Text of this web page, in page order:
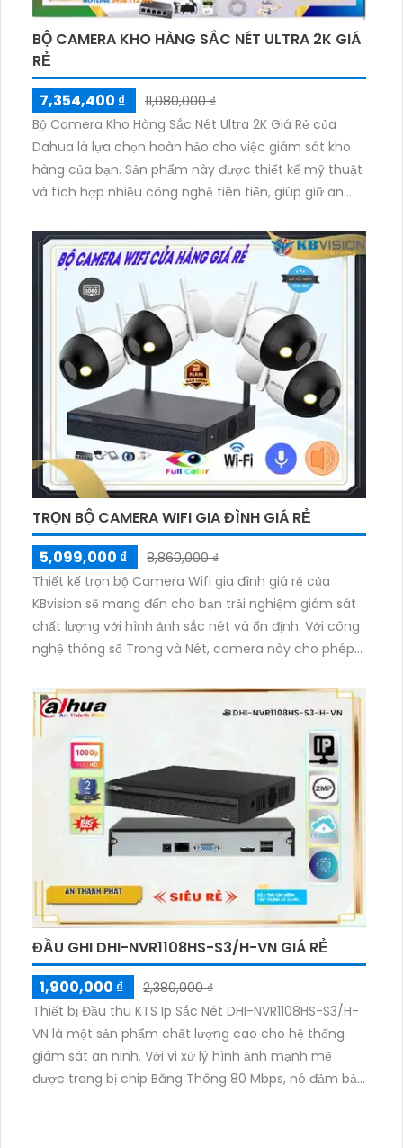
BỘ CAMERA KHO HÀNG SẮC NÉT ULTRA 2K GIÁ
RẺ
7,354,400 ₫
11,080,000 ₫
Bộ Camera Kho Hàng Sắc Nét Ultra 2K Giá Rẻ của
Dahua là lựa chọn hoàn hảo cho việc giám sát kho
hàng của bạn. Sản phẩm này được thiết kế mỹ thuật
và tích hợp nhiều công nghệ tiên tiến, giúp giữ an
này cung cấp hình ảnh sắc nét độ phân giải 2K, cho
phép quan sát chi tiết và rõ ràng. Đặc biệt, sản phẩm
còn trang bị chức năng thu âm, giúp quản lý ghi lại
cả âm thanh trong kho hàng. Điều này giúp tăng
cường hiệu quả giám sát và bảo vệ hàng hóa. Ngoài
ra, mức giá rẻ của bộ Camera này còn làm cho sản
phẩm trở nên hấp dẫn hơn.
TRỌN BỘ CAMERA WIFI GIA ĐÌNH GIÁ RẺ
5,099,000 ₫
8,860,000 ₫
Thiết kế trọn bộ Camera Wifi gia đình giá rẻ của
KBvision sẽ mang đến cho bạn trải nghiệm giám sát
chất lượng với hình ảnh sắc nét và ổn định. Với công
nghệ thông số Trong và Nét, camera này cho phép
2.0 MP, mang lại hình ảnh sáng đẹp. Việc cài đặt trên
thiết bị điện thoại cũng trở nên dễ dàng hơn bao giờ
hết. Đảm bảo an ninh cho gia đình của bạn với bộ
Camera Wifi gia đình KBvision.
ĐẦU GHI DHI-NVR1108HS-S3/H-VN GIÁ RẺ
1,900,000 ₫
2,380,000 ₫
Thiết bị Đầu thu KTS Ip Sắc Nét DHI-NVR1108HS-S3/H-
VN là một sản phẩm chất lượng cao cho hệ thống
giám sát an ninh. Với vi xử lý hình ảnh mạnh mẽ
được trang bị chip Băng Thông 80 Mbps, nó đảm bảo